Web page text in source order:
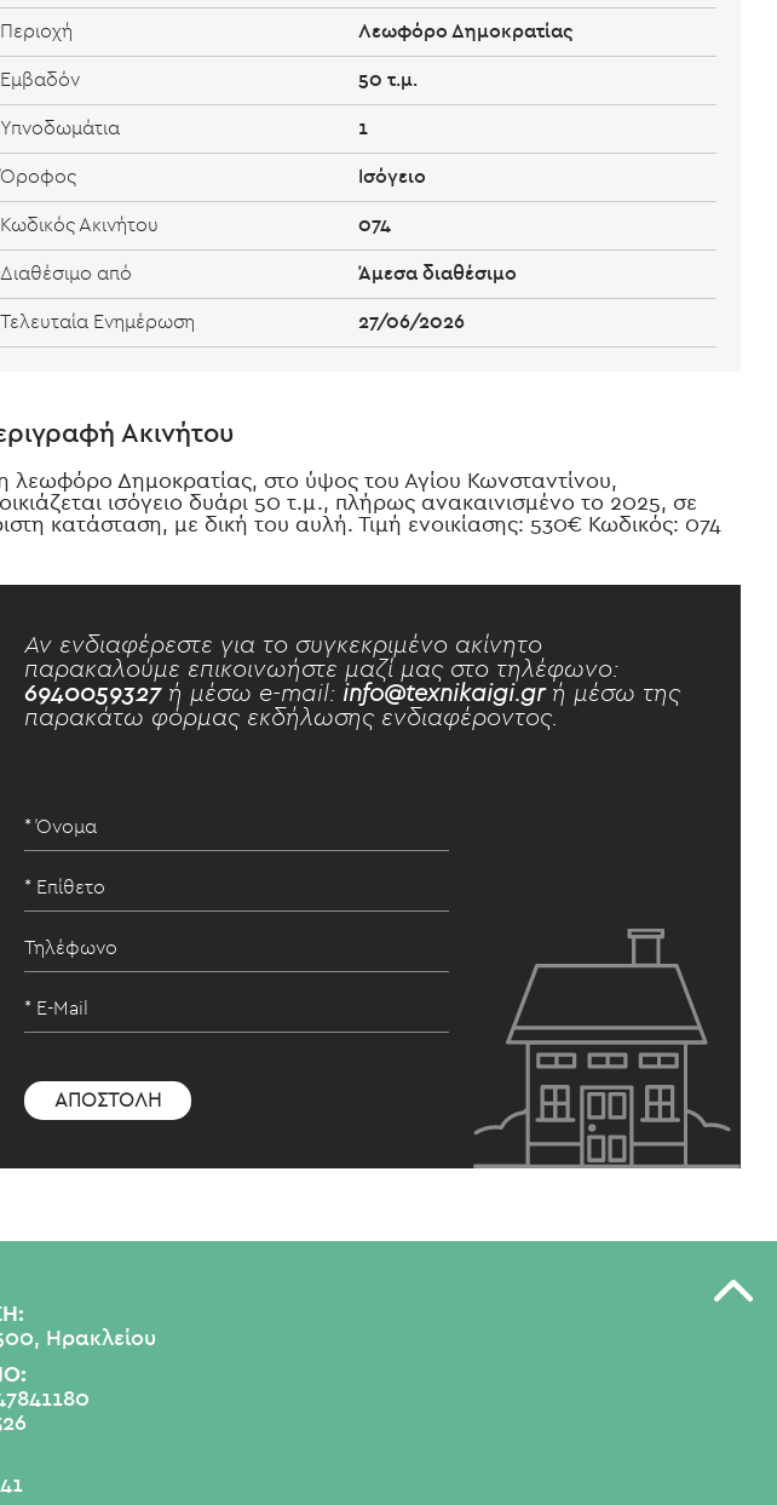
Περιοχή Λεωφόρο Δημοκρατίας
Εμβαδόν 50 τ.μ.
Υπνοδωμάτια 1
Όροφος Ισόγειο
Κωδικός Ακινήτου 074
Διαθέσιμο από Άμεσα διαθέσιμο
Τελευταία Ενημέρωση 27/06/2026
Ακινήτου
λεωφόρο Δημοκρατίας, στο ύψος του Αγίου Κωνσταντίνου,
ισόγειο δυάρι 50 τ.μ., πλήρως ανακαινισμένο το 2025, σε
κατάσταση, με δική του αυλή. Τιμή ενοικίασης: 530€ Κωδικός: 074
Αν ενδιαφέρεστε για το συγκεκριμένο ακίνητο
παρακαλούμε επικοινωήστε μαζί μας στο τηλέφωνο:
6940059327ή μέσω e-mail: info@texnikaigi.grή μέσω της
παρακάτω φόρμας εκδήλωσης ενδιαφέροντος.
Ηρακλείου